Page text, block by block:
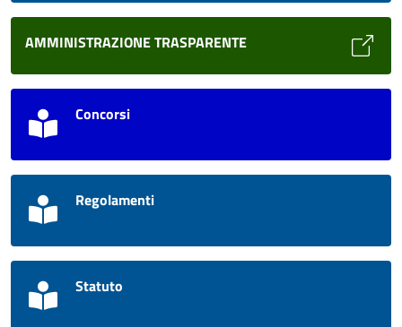
AMMINISTRAZIONE TRASPARENTE
Concorsi
Regolamenti
Statuto